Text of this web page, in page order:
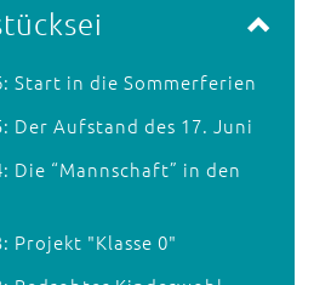
Start in die Sommerferien
Der Aufstand des 17. Juni
Die “Mannschaft” in den
Projekt "Klasse 0"